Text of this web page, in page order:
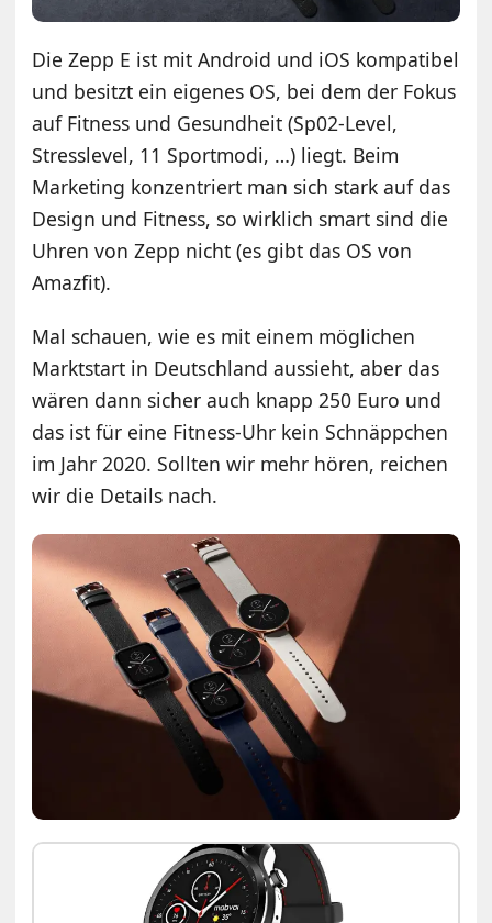
Die Zepp E ist mit Android und iOS kompatibel
und besitzt ein eigenes OS, bei dem der Fokus
auf Fitness und Gesundheit (Sp02-Level,
Stresslevel, 11 Sportmodi, …) liegt. Beim
Marketing konzentriert man sich stark auf das
Design und Fitness, so wirklich smart sind die
Uhren von Zepp nicht (es gibt das OS von
Amazfit).
Mal schauen, wie es mit einem möglichen
Marktstart in Deutschland aussieht, aber das
wären dann sicher auch knapp 250 Euro und
das ist für eine Fitness-Uhr kein Schnäppchen
im Jahr 2020. Sollten wir mehr hören, reichen
wir die Details nach.